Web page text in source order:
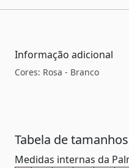
Informação adicional
Cores: Rosa - Branco
Tabela de
Medidas internas da